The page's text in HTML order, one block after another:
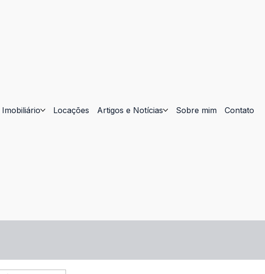
Imobiliário Locações Artigos e Notícias Sobre mim Contato